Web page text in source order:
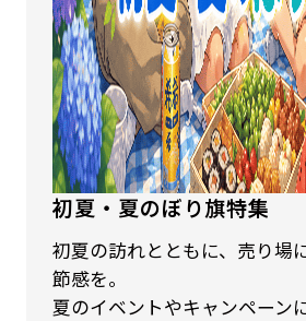
初夏・夏のぼり旗特集
初夏の訪れとともに、売り場
節感を。
夏のイベントやキャンペーン